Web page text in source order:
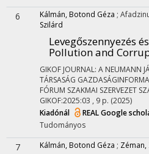
6 Kálmán, Botond Géza ;
Szilárd
Levegőszennyezés
Pollution and
GIKOF JOURNAL: A NEUMANN
TÁRSASÁG
FÓRUM SZAKMAI SZERVEZET
GIKOF:2025:03 , 9 p. (2025)
Kiadónál
REALGoogle
Tudományos
7 Kálmán, Botond Géza ; Zéman,